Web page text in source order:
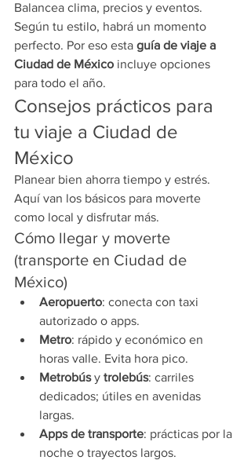
Balancea clima, precios y eventos.
Según tu estilo, habrá un momento
perfecto. Por eso esta guía de viaje a
Ciudad de México incluye opciones
para todo el año.
Consejos prácticos para
tu viaje a Ciudad de
México
Planear bien ahorra tiempo y estrés.
Aquí van los básicos para moverte
como local y disfrutar más.
Cómo llegar y moverte
(transporte en Ciudad de
México)
Aeropuerto: conecta con taxi
autorizado o apps.
Metro: rápido y económico en
horas valle. Evita hora pico.
Metrobús y trolebús: carriles
dedicados; útiles en avenidas
largas.
Apps de transporte: prácticas por la
noche o trayectos largos.